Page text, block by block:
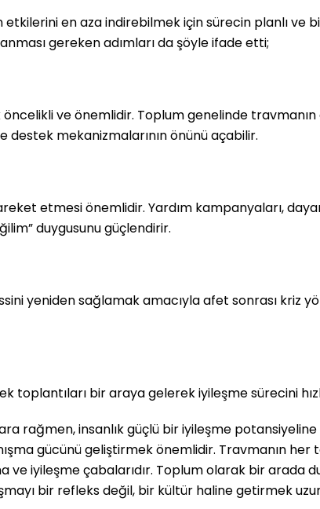
en aza indirebilmek için sürecin planlı ve
gereken adımları da şöyle ifade etti;
ve önemlidir. Toplum genelinde travmanın
mekanizmalarının önünü açabilir.
etmesi önemlidir. Yardım kampanyaları,
duygusunu güçlendirir.
yeniden sağlamak amacıyla afet sonrası kriz
toplantıları bir araya gelerek iyileşme sürecini
rağmen, insanlık güçlü bir iyileşme
gücünü geliştirmek önemlidir. Travmanın her
ve iyileşme çabalarıdır. Toplum olarak bir arada
bir refleks değil, bir kültür haline getirmek